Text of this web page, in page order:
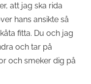
att jag ska rida
hans ansikte så
fitta. Du och jag
och tar på
och smeker dig på